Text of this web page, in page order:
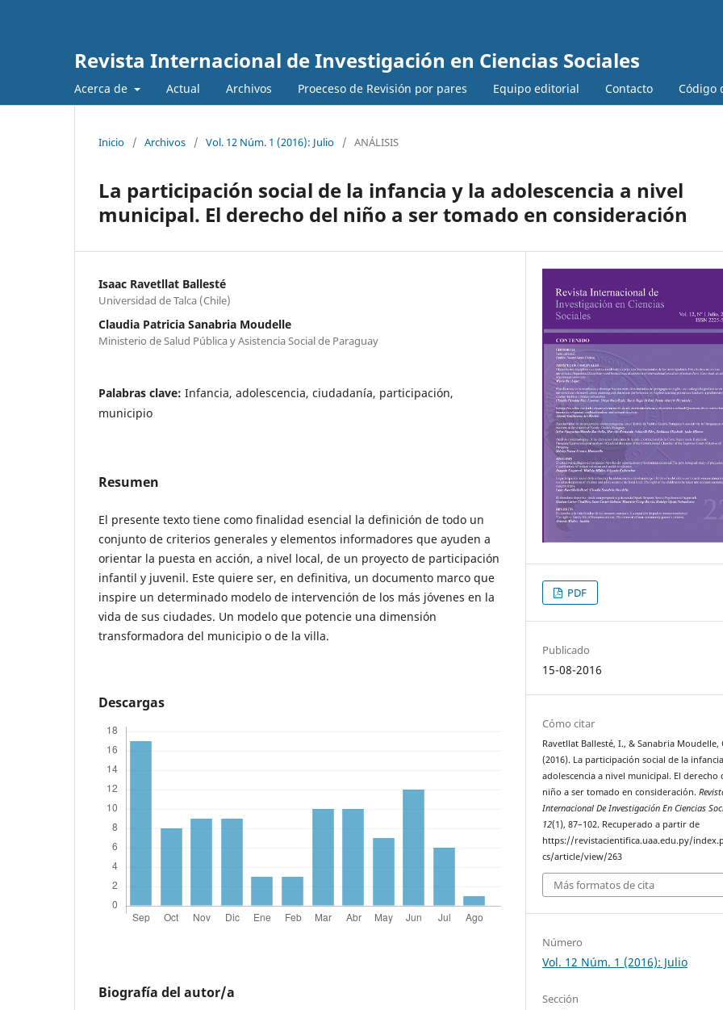
Revista Internacional de Investigación en Ciencias Sociales
Acerca de Actual Archivos Proeceso de Revisión por pares Equipo editorial Contacto Código
Inicio / Archivos / Vol. 12 Núm. 1 (2016): Julio / ANÁLISIS
La participación social de la infancia y la adolescencia a nivel
municipal. El derecho del niño a ser tomado en consideración
Isaac Ravetllat Ballesté
Universidad de Talca (Chile)
Claudia Patricia Sanabria Moudelle
Ministerio de Salud Pública y Asistencia Social de Paraguay
Palabras clave: Infancia, adolescencia, ciudadanía, participación,
municipio
Resumen
El presente texto tiene como finalidad esencial la definición de todo un
conjunto de criterios generales y elementos informadores que ayuden a
orientar la puesta en acción, a nivel local, de un proyecto de participación
infantil y juvenil. Este quiere ser, en definitiva, un documento marco que
inspire un determinado modelo de intervención de los más jóvenes en la
vida de sus ciudades. Un modelo que potencie una dimensión
transformadora del municipio o de la villa.
Descargas
Biografía del autor/a
PDF
Publicado
15-08-2016
Cómo citar
Ravetllat Ballesté, I., & Sanabria Moudelle,
(2016). La participación social de la
adolescencia a nivel municipal. El derecho
niño a ser tomado en consideración.
Internacional De Investigación En Ciencias
12(1), 87–102. Recuperado a partir de
https://revistacientifica.uaa.edu.py/
cs/article/view/263
Más formatos de cita
Número
Vol. 12 Núm. 1 (2016): Julio
Sección